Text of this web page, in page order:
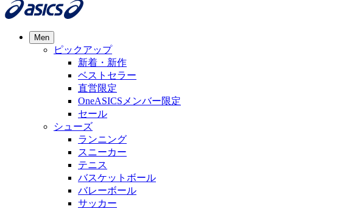
Men
ピックアップ
新着・新作
ベストセラー
直営限定
OneASICSメンバー限定
セール
シューズ
ランニング
スニーカー
テニス
バスケットボール
バレーボール
サッカー